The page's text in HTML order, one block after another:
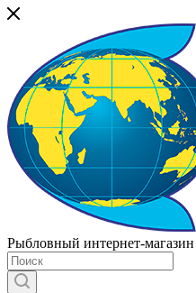
Рыбловный интернет-